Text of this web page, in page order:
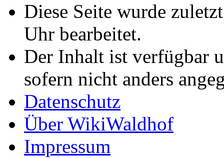
Diese Seite wurde
Uhr bearbeitet.
Der Inhalt ist verfügbar
sofern nicht anders
Datenschutz
Über WikiWaldhof
Impressum